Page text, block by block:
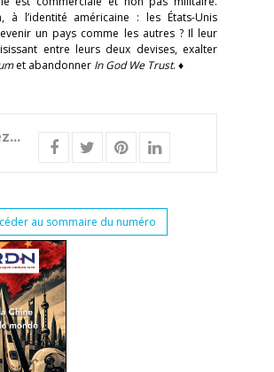
à l’identité américaine : les États-Unis
un pays comme les autres ? Il leur
entre leurs deux devises, exalter
et abandonner In God We Trust. ♦
au sommaire du numéro